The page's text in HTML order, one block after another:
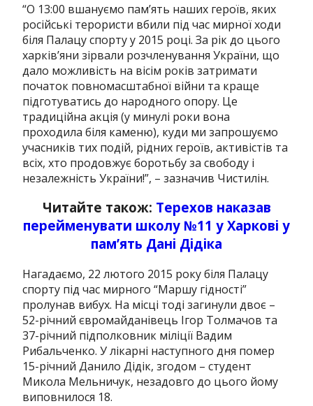
“О 13:00 вшануємо пам’ять наших героїв, яких
російські терористи вбили під час мирної ходи
біля Палацу спорту у 2015 році. За рік до цього
харків’яни зірвали розчленування України, що
дало можливість на вісім років затримати
початок повномасштабної війни та краще
підготуватись до народного опору. Це
традиційна акція (у минулі роки вона
проходила біля каменю), куди ми запрошуємо
учасників тих подій, рідних героїв, активістів та
всіх, хто продовжує боротьбу за свободу і
незалежність України!”, – зазначив Чистилін.
Читайте також: Терехов наказав
перейменувати школу №11 у Харкові у
пам’ять Дані Дідіка
Нагадаємо, 22 лютого 2015 року біля Палацу
спорту під час мирного “Маршу гідності”
пролунав вибух. На місці тоді загинули двоє –
52-річний євромайданівець Ігор Толмачов та
37-річний підполковник міліції Вадим
Рибальченко.У лікарні наступного дня помер
15-річний Данило Дідік, згодом – студент
Микола Мельничук, незадовго до цього йому
виповнилося 18.